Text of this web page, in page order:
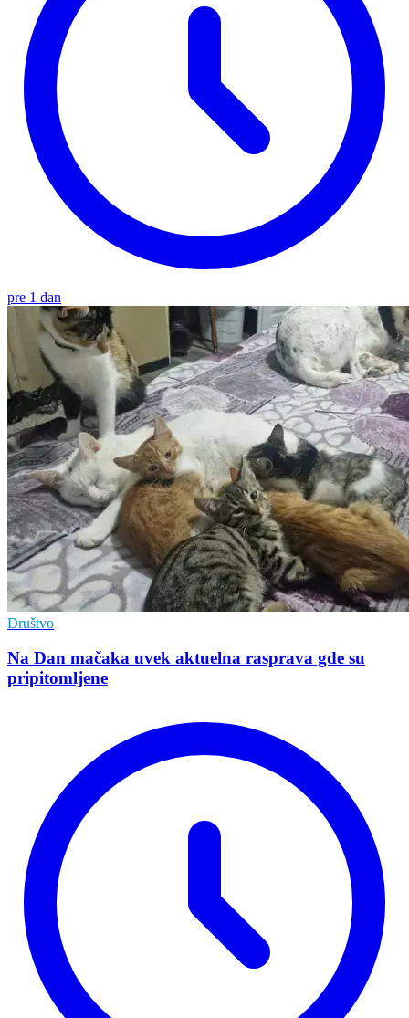
pre 1 dan
Društvo
Na Dan mačaka uvek aktuelna rasprava gde su
pripitomljene